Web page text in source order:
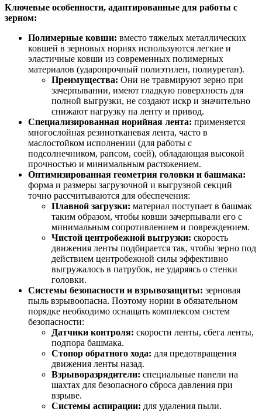
Ключевые особенности, адаптированные для работы с
зерном:
Полимерные ковши: вместо тяжелых металлических
ковшей в зерновых нориях используются легкие и
эластичные ковши из современных полимерных
материалов (ударопрочный полиэтилен, полиуретан).
Преимущества: Они не травмируют зерно при
зачерпывании, имеют гладкую поверхность для
полной выгрузки, не создают искр и значительно
снижают нагрузку на ленту и привод.
Специализированная норийная лента: применяется
многослойная резинотканевая лента, часто в
маслостойком исполнении (для работы с
подсолнечником, рапсом, соей), обладающая высокой
прочностью и минимальным растяжением.
Оптимизированная геометрия головки и башмака:
форма и размеры загрузочной и выгрузной секций
точно рассчитываются для обеспечения:
Плавной загрузки: материал поступает в башмак
таким образом, чтобы ковши зачерпывали его с
минимальным сопротивлением и повреждением.
Чистой центробежной выгрузки: скорость
движения ленты подбирается так, чтобы зерно под
действием центробежной силы эффективно
выгружалось в патрубок, не ударяясь о стенки
головки.
Системы безопасности и взрывозащиты: зерновая
пыль взрывоопасна. Поэтому нории в обязательном
порядке необходимо оснащать комплексом систем
безопасности:
Датчики контроля: скорости ленты, сбега ленты,
подпора башмака.
Стопор обратного хода: для предотвращения
движения ленты назад.
Взрыворазрядители: специальные панели на
шахтах для безопасного сброса давления при
взрыве.
Системы аспирации: для удаления пыли.